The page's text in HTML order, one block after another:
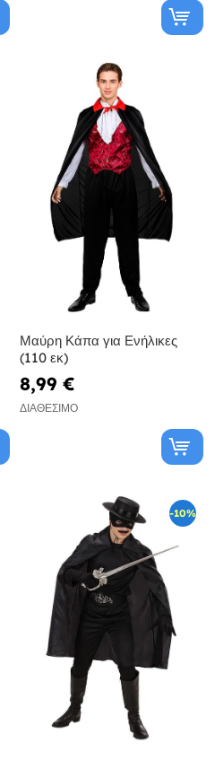
Μαύρη Κάπα για Ενήλικες
(110 εκ)
8,99 €
ΔΙΑΘΈΣΙΜΟ
-10%